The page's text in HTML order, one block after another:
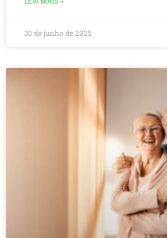
30 de junho de 2025